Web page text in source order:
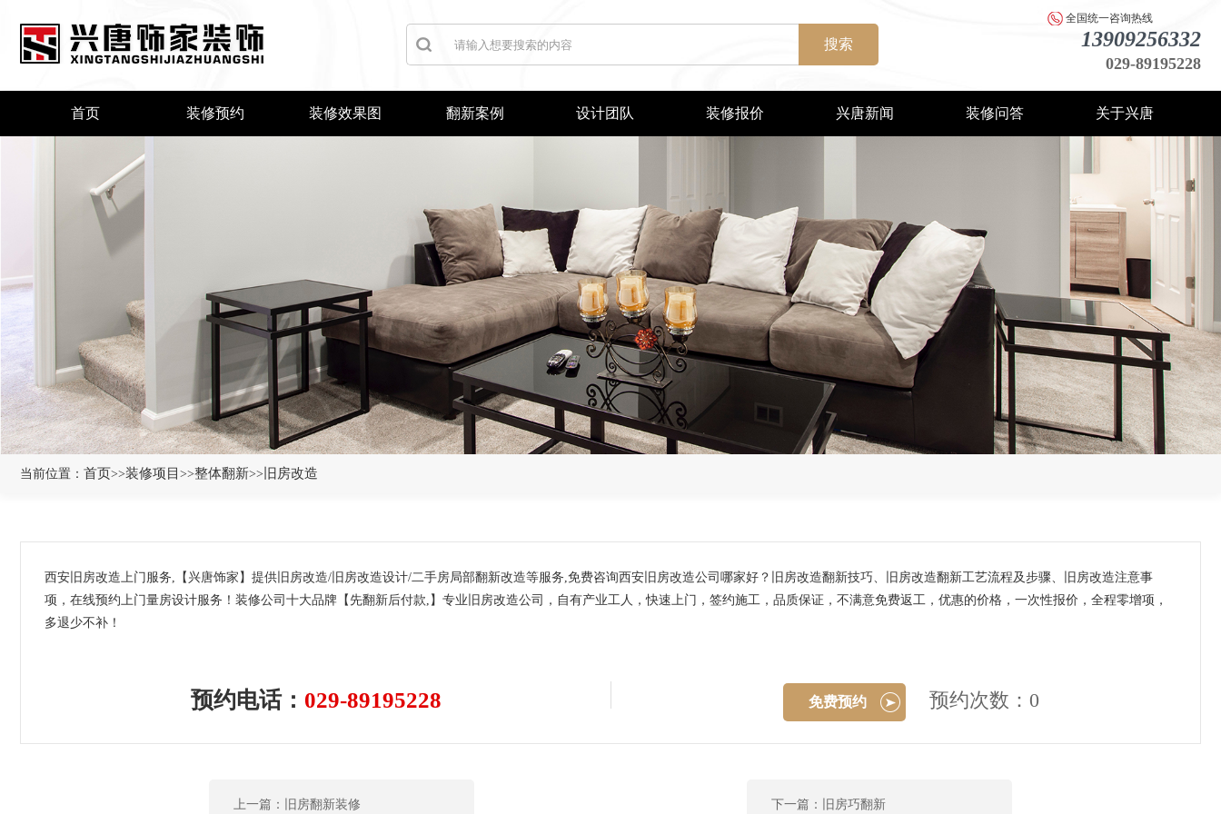
搜索
全国统一咨询热线
13909256332
029-89195228
首页 装修预约 装修效果图 翻新案例 设计团队 装修报价 兴唐新闻 装修问答 关于兴唐
当前位置： 首页>>装修项目 >>整体翻新>> 旧房改造
西安旧房改造上门服务,【兴唐饰家】提供旧房改造/旧房改造设计/二手房局部翻新改造等服务,免费咨询西安旧房改造公司哪家好？旧房改造翻新技巧、旧房改造翻新工艺流程及步骤、旧房改造注意事
项，在线预约上门量房设计服务！装修公司十大品牌【先翻新后付款,】专业旧房改造公司，自有产业工人，快速上门，签约施工，品质保证，不满意免费返工，优惠的价格，一次性报价，全程零增项，
多退少不补！
预约电话： 029-89195228 免费预约 预约次数：0
上一篇：旧房翻新装修 下一篇：旧房巧翻新